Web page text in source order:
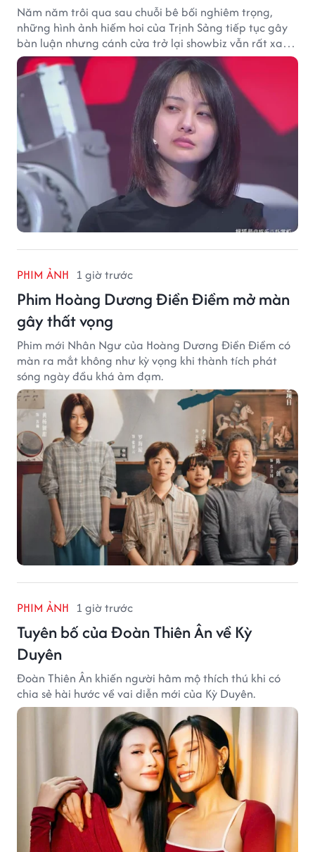
Năm năm trôi qua sau chuỗi bê bối nghiêm trọng,
những hình ảnh hiếm hoi của Trịnh Sảng tiếp tục gây
bàn luận nhưng cánh cửa trở lại showbiz vẫn rất xa
vời.
PHIM ẢNH 1 giờ trước
Phim Hoàng Dương Điền Điềm mở màn
gây thất vọng
Phim mới Nhân Ngư của Hoàng Dương Điền Điềm có
màn ra mắt không như kỳ vọng khi thành tích phát
sóng ngày đầu khá ảm đạm.
PHIM ẢNH 1 giờ trước
Tuyên bố của Đoàn Thiên Ân về Kỳ
Duyên
Đoàn Thiên Ân khiến người hâm mộ thích thú khi có
chia sẻ hài hước về vai diễn mới của Kỳ Duyên.